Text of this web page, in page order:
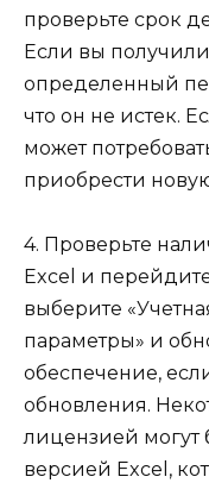
проверьте срок
Если вы
определенный
что он не истек.
может
приобрести
4. Проверьте
Excel и
выберите
параметры» и
обеспечение,
обновления.
лицензией могут
версией Excel,